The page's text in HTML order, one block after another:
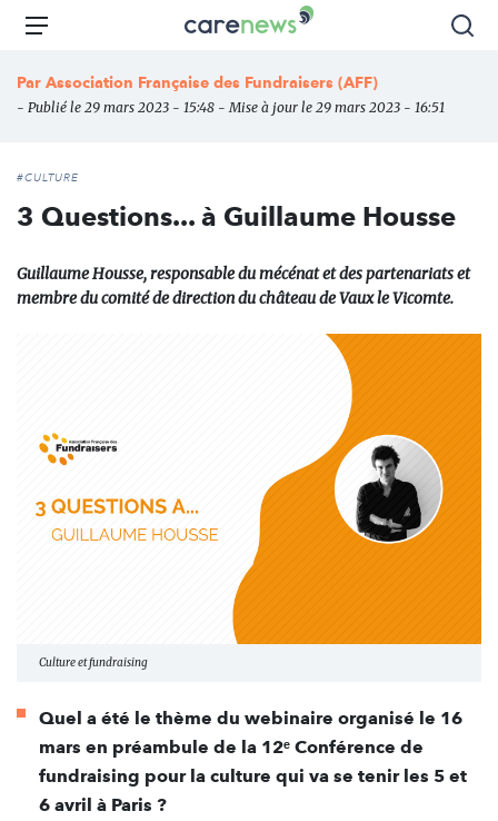
Aller
principal
Carenews,
média
des
Menu
Par Association Française des Fundraisers (AFF)
- Publié le 29 mars 2023 - 15:48 - Mise à jour le 29 mars 2023 - 16:51
#CULTURE
3 Questions... à Guillaume Housse
Guillaume Housse, responsable du mécénat et des partenariats et
membre du comité de direction du château de Vaux le Vicomte.
Culture et fundraising
Quel a été le thème du webinaire organisé le 16
mars en préambule de la 12ᵉ Conférence de
fundraising pour la culture qui va se tenir les 5 et
6 avril à Paris ?